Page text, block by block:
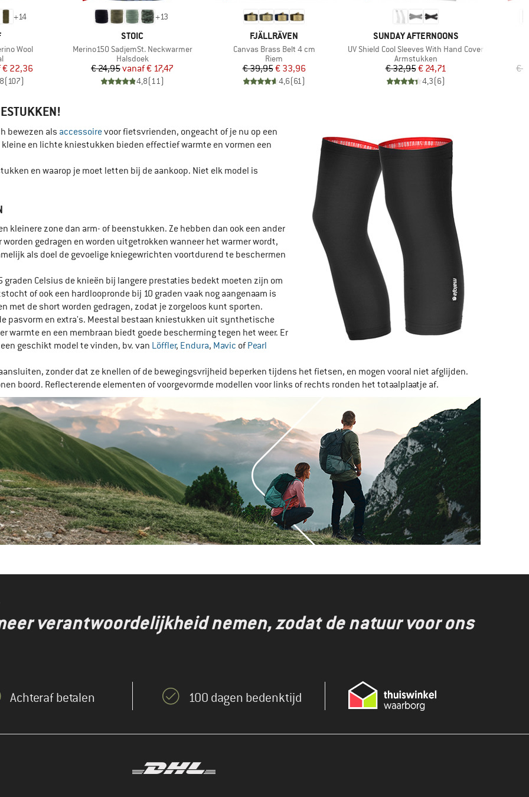
+14
Wool
prijs
€ 22,36
( 107)
+13
MERK
STOIC
Artikel
Merino150 SadjemSt. Neckwarmer
Productgroep
Halsdoek
Prijs
€ 24,95 Verlaagde prijs
vanaf€ 17,47
4,8( 11)
MERK
FJÄLLRÄVEN
Artikel
Canvas Brass Belt 4 cm
Productgroep
Riem
Prijs
€ 39,95Verlaagde prijs
€ 33,96
4,6(61)
MERK
SUNDAY AFTERNOONS
Artikel
UV Shield Cool Sleeves With Hand Cover
Productgroep
Armstukken
Prijs
€ 32,95Verlaagde prijs
€ 24,71
4,3(6)
€
bewezen als accessoirevoor fietsvrienden, ongeacht of je nu op een
en lichte kniestukken bieden effectief warmte en vormen een
en waarop je moet letten bij de aankoop. Niet elk model is
kleinere zone dan arm- of beenstukken. Ze hebben dan ook een ander
gedragen en worden uitgetrokken wanneer het warmer wordt,
als doel de gevoelige kniegewrichten voortdurend te beschermen
Celsius de knieën bij langere prestaties bedekt moeten zijn om
of ook een hardloopronde bij 10 graden vaak nog aangenaam is
met de short worden gedragen, zodat je zorgeloos kunt sporten.
pasvorm en extra's. Meestal bestaan kniestukken uit synthetische
warmte en een membraan biedt goede bescherming tegen het weer. Er
geschikt model te vinden, bv. van Löffler, Endura, Mavic ofPearl
zonder dat ze knellen of de bewegingsvrijheid beperken tijdens het fietsen, en mogen vooral niet afglijden.
boord. Reflecterende elementen of voorgevormde modellen voor links of rechts ronden het totaalplaatje af.
verantwoordelijkheid nemen, zodat de natuur voor ons
Achteraf betalen 100 dagen bedenktijd